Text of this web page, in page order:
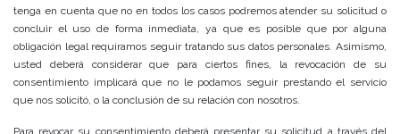
tenga en cuenta que no en todos los casos podremos atender su solicitud o
concluir el uso de forma inmediata, ya que es posible que por alguna
obligación legal requiramos seguir tratando sus datos personales. Asimismo,
usted deberá considerar que para ciertos fines, la revocación de su
consentimiento implicará que no le podamos seguir prestando el servicio
que nos solicitó, o la conclusión de su relación con nosotros.
Para revocar su consentimiento deberá presentar su solicitud a través del